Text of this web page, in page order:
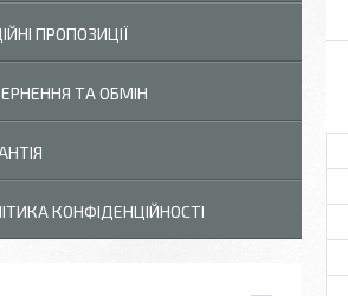
ПРОПОЗИЦІЇ
ТА ОБМІН
КОНФІДЕНЦІЙНОСТІ